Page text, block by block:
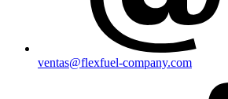
ventas@flexfuel-company.com